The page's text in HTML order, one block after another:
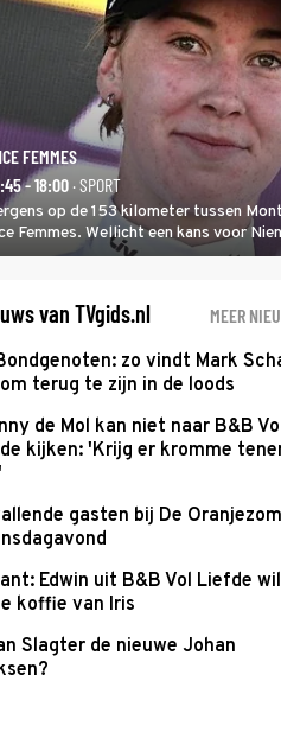
FEMMES
- 18:00 · SPORT
op de 153 kilometer tussen
Femmes. Wellicht een kans voor
van TVgids.nl MEER
zo vindt Mark
terug te zijn in de loods
de Mol kan niet naar B&B
kijken: 'Krijg er kromme
gasten bij De
Edwin uit B&B Vol Liefde
koffie van Iris
Slagter de nieuwe Johan